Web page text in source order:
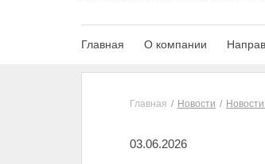
Главная О компании
Главная Новости
03.06.2026